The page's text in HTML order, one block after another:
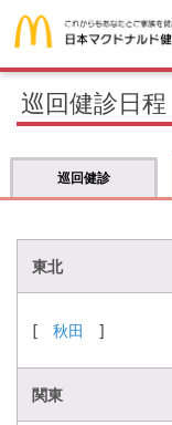
巡回健診日程
巡回健診
東北
[ 秋田 ]
関東